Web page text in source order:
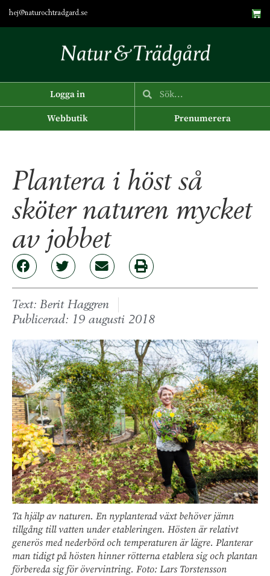
hej@naturochtradgard.se
Logga in
Webbutik Prenumerera
Plantera i höst så
sköter naturen mycket
av jobbet
Text: Berit Haggren
Publicerad: 19 augusti 2018
Ta hjälp av naturen. En nyplanterad växt behöver jämn
tillgång till vatten under etableringen. Hösten är relativt
generös med nederbörd och temperaturen är lägre. Planterar
man tidigt på hösten hinner rötterna etablera sig och plantan
förbereda sig för övervintring. Foto: Lars Torstensson